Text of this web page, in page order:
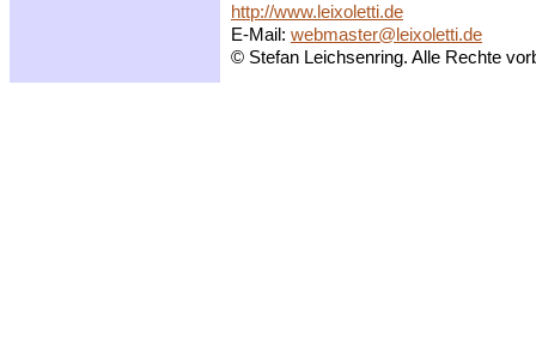
http://www.leixoletti.de
E-Mail: webmaster@leixoletti.de
© Stefan Leichsenring. Alle Rechte